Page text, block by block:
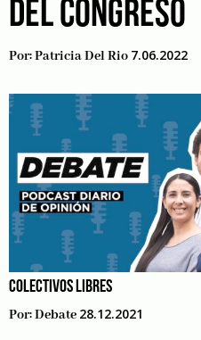
DEL CONGRESO
Por:Patricia Del Rio 7.06.2022
COLECTIVOS LIBRES
Por:Debate 28.12.2021